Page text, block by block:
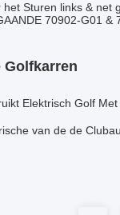
Sturen links & net
70902-G01 &
Golfkarren
Elektrisch Golf
van de de